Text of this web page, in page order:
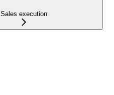
Sales execution